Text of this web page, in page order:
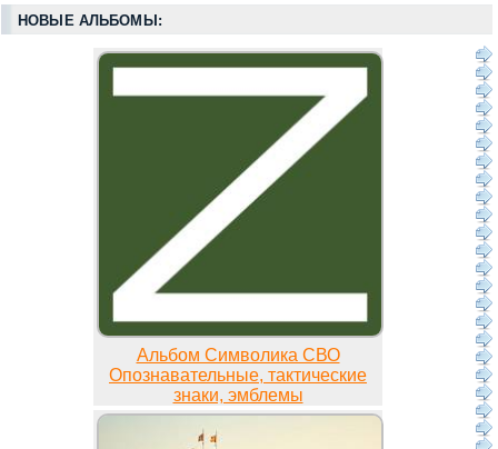
НОВЫЕ АЛЬБОМЫ:
Альбом Символика СВО
Опознавательные, тактические
знаки, эмблемы